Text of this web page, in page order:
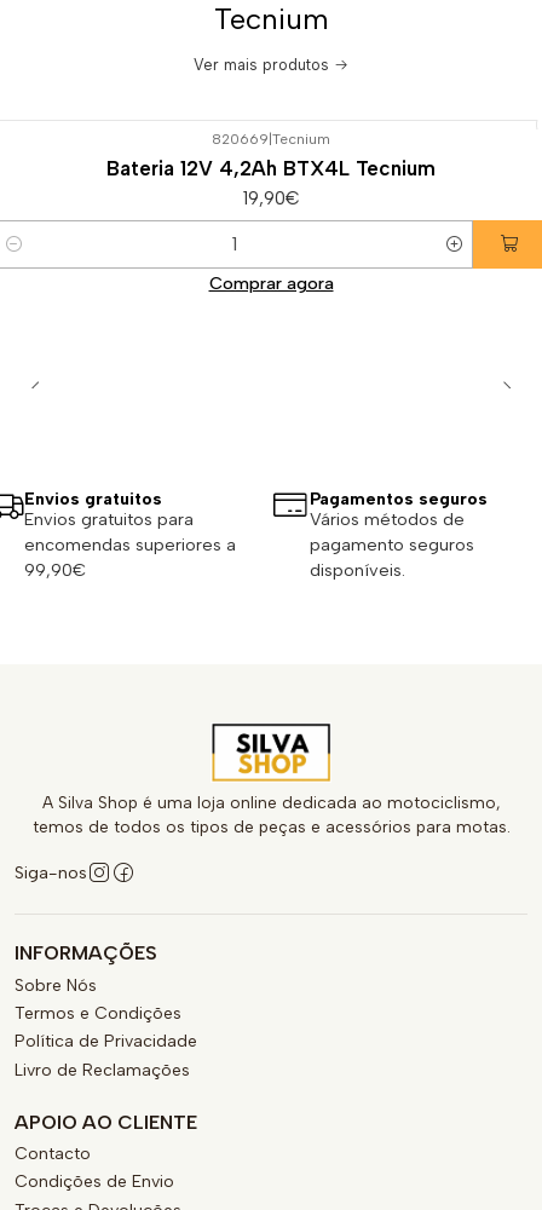
Tecnium
Ver mais produtos
820669 Tecnium
Bateria 12V 4,2Ah BTX4L Tecnium
19,90€
Comprar agora
Envios gratuitos
Envios gratuitos para
encomendas superiores a
99,90€
Pagamentos seguros
Vários métodos de
pagamento seguros
disponíveis.
A Silva Shop é uma loja online dedicada ao motociclismo,
temos de todos os tipos de peças e acessórios para motas.
Siga-nos
INFORMAÇÕES
Sobre Nós
Termos e Condições
Política de Privacidade
Livro de Reclamações
APOIO AO CLIENTE
Contacto
Condições de Envio